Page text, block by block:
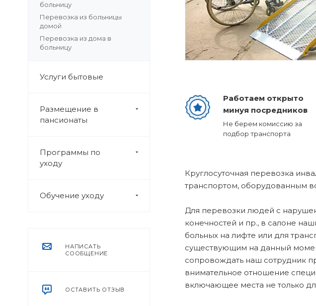
больницу
Перевозка из больницы
домой
Перевозка из дома в
больницу
Услуги бытовые
Размещение в
пансионаты
Программы по
уходу
Обучение уходу
НАПИСАТЬ
СООБЩЕНИЕ
ОСТАВИТЬ ОТЗЫВ
Работаем открыто
минуя посредников
Не берем комиссию за
подбор транспорта
Круглосуточная перевозка
транспортом, оборудованным
Для перевозки людей с
конечностей и пр., в салоне
больных на лифте или для
существующим на данный
сопровождать наш сотрудник
внимательное отношение
включающее места не только